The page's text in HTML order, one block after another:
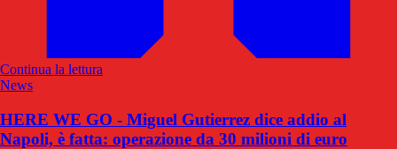
Continua la lettura
News
HERE WE GO - Miguel Gutierrez dice addio al
Napoli, è fatta: operazione da 30 milioni di euro